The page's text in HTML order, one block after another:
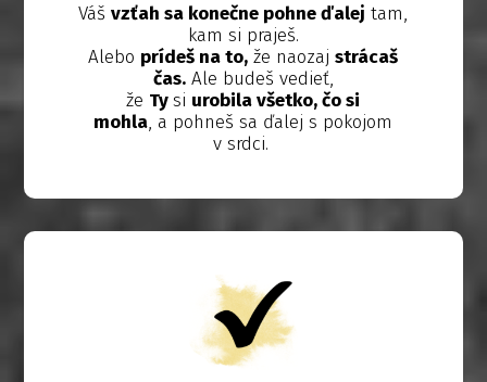
Vášvzťah sa konečne pohne ďalej tam,
kam si praješ.
Alebo prídeš na to, že naozajstrácaš
čas.Ale budeš vedieť,
že Tysi urobila všetko, čo si
mohla, a pohneš sa ďalej s pokojom
v srdci.